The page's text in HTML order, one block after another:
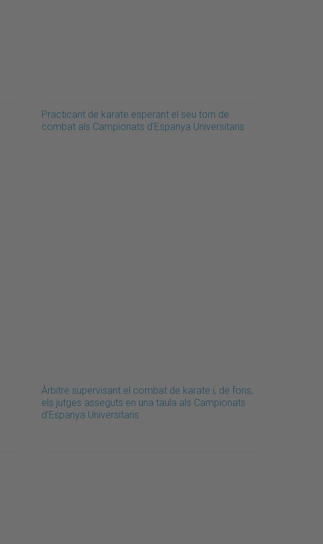
Practicant de karate esperant el seu torn de
combat als Campionats d'Espanya Universitaris
Àrbitre supervisant el combat de karate i, de fons,
els jutges asseguts en una taula als Campionats
d'Espanya Universitaris